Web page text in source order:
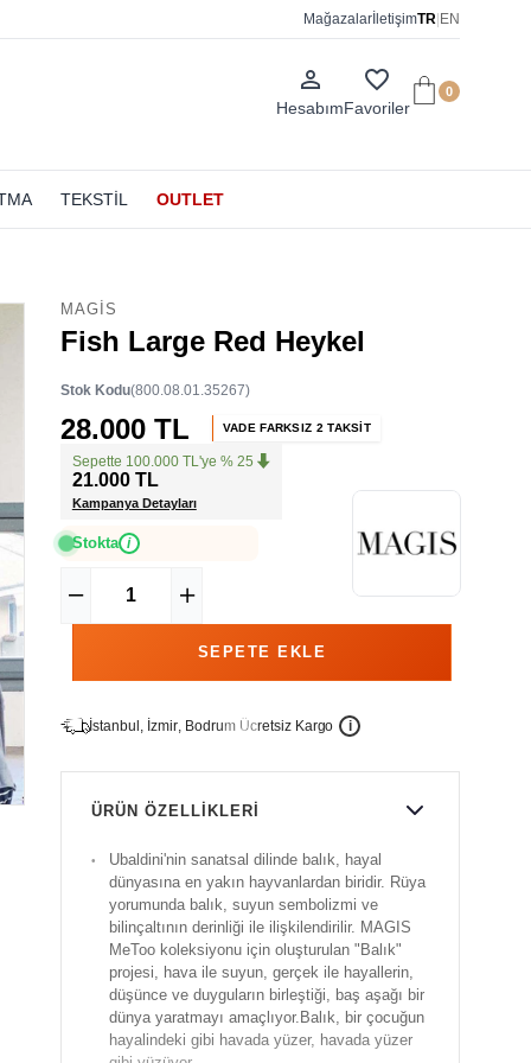
Mağazalar İletişimTR EN
person_outline
Hesabım
favorite_border
Favoriler
0
TEKSTİL OUTLET
MAGIS
Fish Large Red Heykel
(800.08.01.35267)
Stok Kodu
28.000 TL VADE FARKSIZ 2 TAKSİT
Sepette 100.000 TL'ye % 25
21.000 TL
Kampanya Detayları
Stokta i
İstanbu , İzmir, Bodrum Ücretsiz Kargo i
ÜRÜN ÖZELLIKLERI
Ubaldini'nin sanatsal dilinde balık, hayal
dünyasına en yakın hayvanlardan biridir. Rüya
yorumunda balık, suyun sembolizmi ve
bilinçaltının derinliği ile ilişkilendirilir. MAGIS
MeToo koleksiyonu için oluşturulan "Balık"
projesi, hava ile suyun, gerçek ile hayallerin,
düşünce ve duyguların birleştiği, baş aşağı bir
dünya yaratmayı amaçlıyor.Balık, bir çocuğun
hayalindeki gibi havada yüzer, havada yüzer